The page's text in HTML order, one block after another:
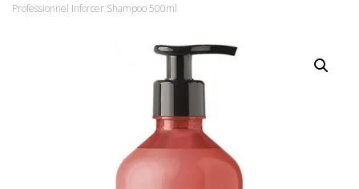
Professionnel Inforcer Shampoo 500ml